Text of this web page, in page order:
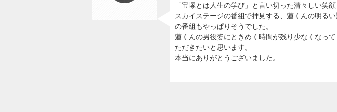
「宝塚とは人生の学び」と言い切った清々しい笑
スカイステージの番組で拝見する、蓮くんの明る
の番組もやっぱりそうでした。
蓮くんの男役姿にときめく時間が残り少なくなっ
ただきたいと思います。
本当にありがとうございました。